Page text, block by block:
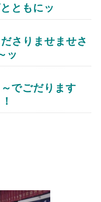
ともにッ
さりませませさ
ッ
でごだります